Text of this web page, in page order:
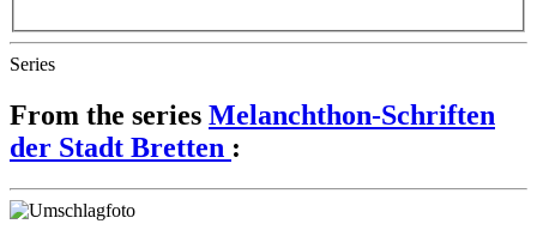
Series
From the series Melanchthon-Schriften
der Stadt Bretten :